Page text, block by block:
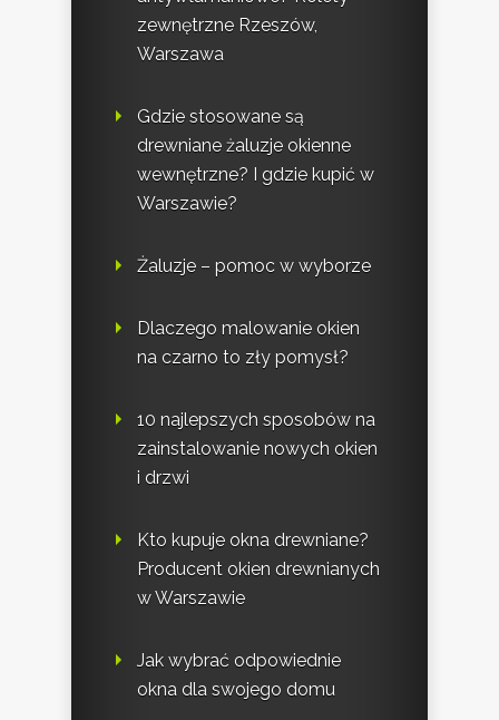
zewnętrzne Rzeszów,
Warszawa
Gdzie stosowane są
drewniane żaluzje okienne
wewnętrzne? I gdzie kupić w
Warszawie?
Żaluzje – pomoc w wyborze
Dlaczego malowanie okien
na czarno to zły pomysł?
10 najlepszych sposobów na
zainstalowanie nowych okien
i drzwi
Kto kupuje okna drewniane?
Producent okien drewnianych
w Warszawie
Jak wybrać odpowiednie
okna dla swojego domu